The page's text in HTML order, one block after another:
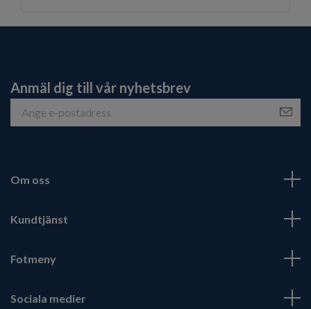
Anmäl dig till vår nyhetsbrev
Om oss
Kundtjänst
Fotmeny
Sociala medier